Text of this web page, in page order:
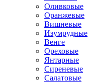
Оливковые
Оранжевые
Вишневые
Изумрудные
Венге
Ореховые
Янтарные
Сиреневые
Салатовые